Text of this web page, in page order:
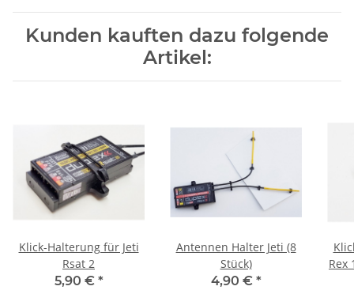
Kunden kauften dazu folgende
Artikel:
Klick-Halterung für Jeti
Rsat 2
5,90 € *
Antennen Halter Jeti (8
Stück)
4,90 € *
Rex